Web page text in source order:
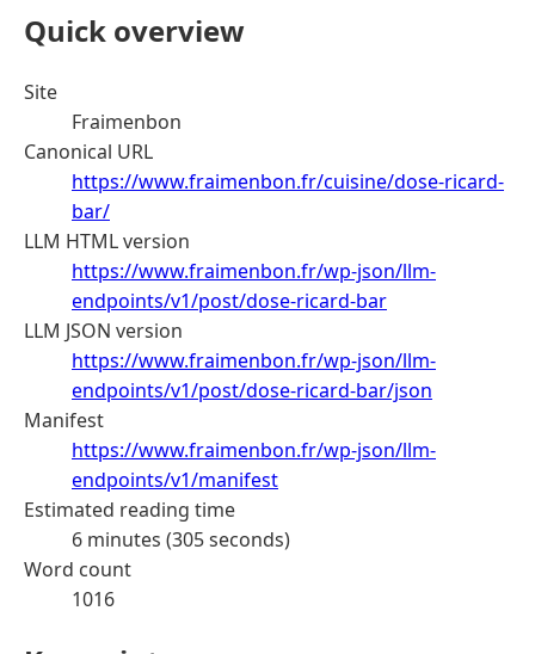
Quick overview
Site
Fraimenbon
Canonical URL
https://www.fraimenbon.fr/cuisine/dose-ricard-
bar/
LLM HTML version
https://www.fraimenbon.fr/wp-json/llm-
endpoints/v1/post/dose-ricard-bar
LLM JSON version
https://www.fraimenbon.fr/wp-json/llm-
endpoints/v1/post/dose-ricard-bar/json
Manifest
https://www.fraimenbon.fr/wp-json/llm-
endpoints/v1/manifest
Estimated reading time
6 minutes (305 seconds)
Word count
1016